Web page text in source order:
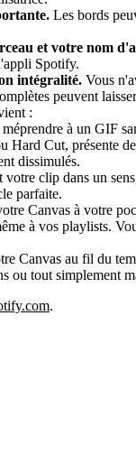
Les bords
et votre nom
Spotify.
intégralité. Vous
peuvent
:
méprendre à un GIF
Hard Cut, présente
dissimulés.
clip dans un
parfaite.
Canvas à votre
à vos playlists.
Canvas au fil du
ou tout simplement
.